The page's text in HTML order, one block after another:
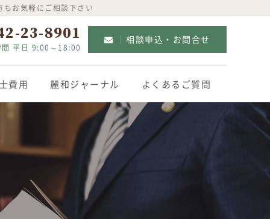
お気軽にご相談下さい
23-8901
間 平日 9:00～18:00
相談申込・お問合せ
費用 麗和ジャーナル よくあるご質問